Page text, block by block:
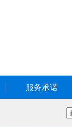
服务承诺